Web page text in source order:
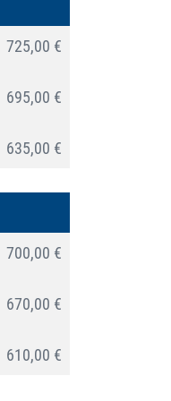
725,00 €
695,00 €
635,00 €
700,00 €
670,00 €
610,00 €